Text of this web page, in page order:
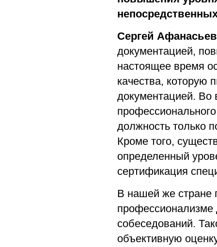
Сергей
документацией,
настоящее время
качества, которую
документацией. Во
должность только
Кроме того,
определенный
сертификация
В нашей же стране
профессионализме
собеседований.
объективную